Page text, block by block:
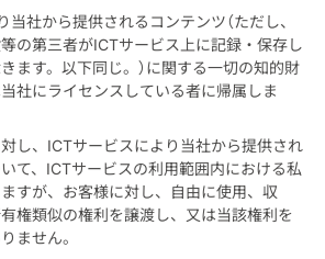
当社から提供されるコンテンツ（ただし、
の第三者がICTサービス上に記録・保存し
ます。以下同じ。）に関する一切の知的財
社にライセンスしている者に帰属しま
し、ICTサービスにより当社から提供され
て、ICTサービスの利用範囲内における私
すが、お客様に対し、自由に使用、収
権類似の権利を譲渡し、又は当該権利を
ません。